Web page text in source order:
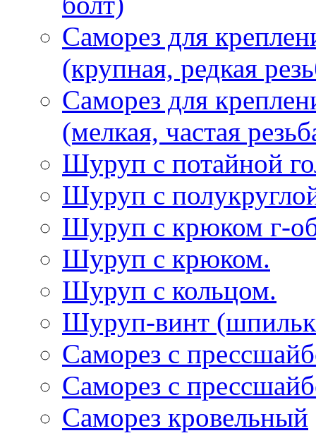
Саморез для
(крупная, редкая
Саморез для
(мелкая, частая
Шуруп с потайной
Шуруп с
Шуруп с крюком г-
Шуруп с крюком.
Шуруп с кольцом.
Шуруп-винт
Саморез с
Саморез с
Саморез кровельный